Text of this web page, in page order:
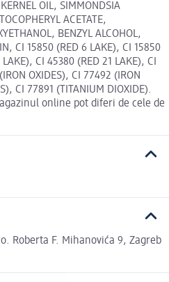
OIL, SIMMONDSIA
ACETATE,
BENZYL ALCOHOL,
CI 15850 (RED 6 LAKE), CI 15850
CI 45380 (RED 21 LAKE), CI
OXIDES), CI 77492 (IRON
CI 77891 (TITANIUM DIOXIDE).
online pot diferi de cele de
Roberta F. Mihanovića 9, Zagreb